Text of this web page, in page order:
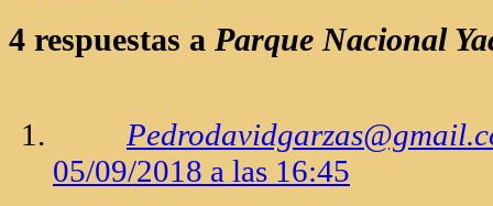
4 respuestas a Parque Nacional
05/09/2018 a las 16:45